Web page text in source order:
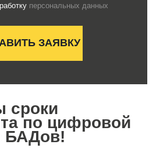
персональных данных
сроки
по цифровой
БАДов!